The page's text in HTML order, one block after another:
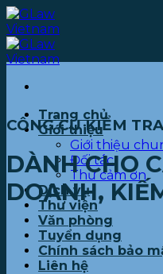
Bỏ
qua
nội
dung
Trang chủ
Giới thiệu
Giới thiệu
Đối tác
Thư cảm ơn
Dịch vụ
Thư viện
Văn phòng
Tuyển dụng
Chính sách bảo
Liên hệ
CÔNG CỤ KIỂM
DÀNH CHO
DOANH,